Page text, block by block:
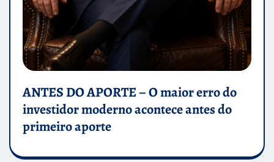
ANTES DO APORTE – O maior erro do
investidor moderno acontece antes do
primeiro aporte